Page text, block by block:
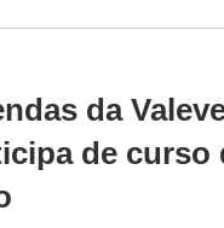
da
de curso